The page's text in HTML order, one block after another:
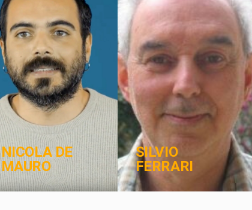
NICOLA DE
MAURO
SILVIO
FERRARI
WORKSHOP